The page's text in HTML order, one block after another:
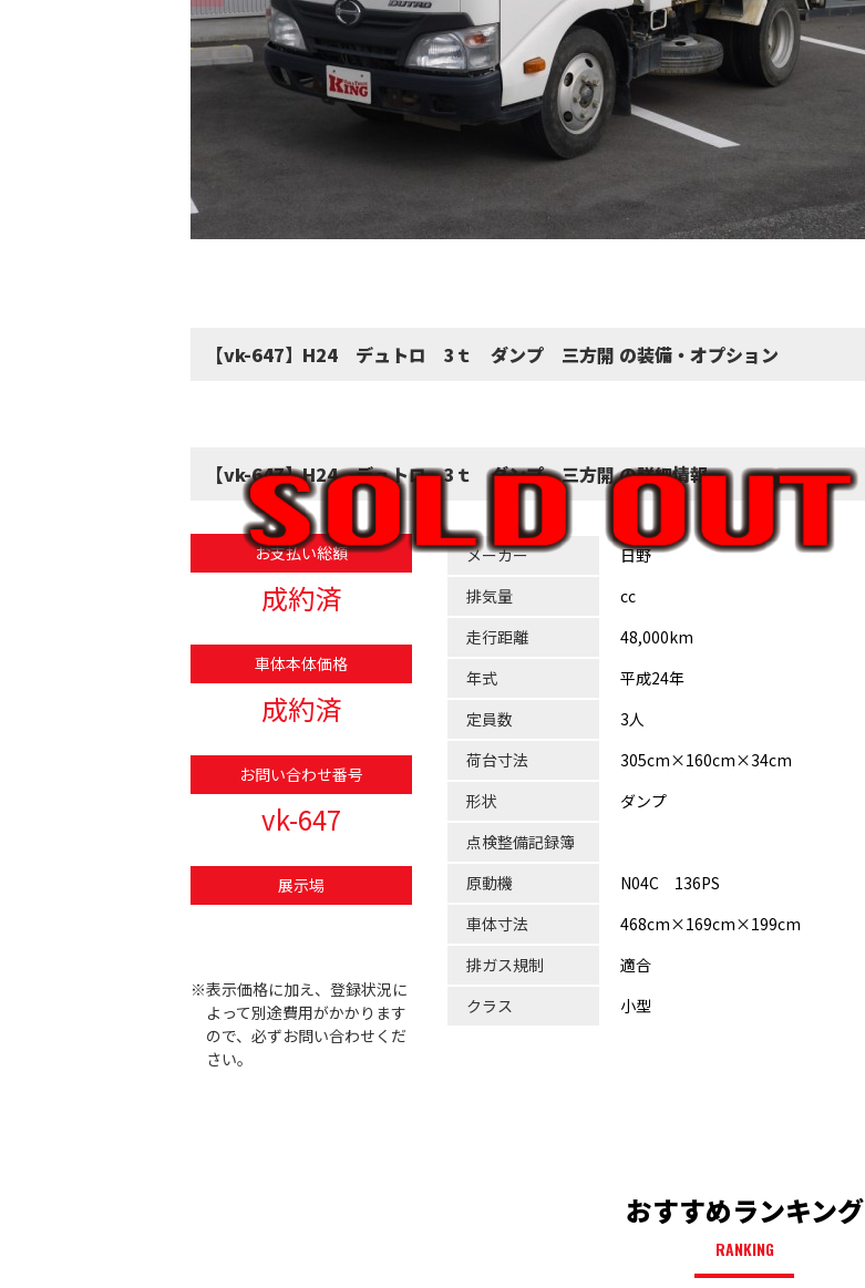
【vk-647】H24 デュトロ 3ｔ ダンプ 三方開 の装備・オプション
【vk-647】H24 デュトロ 3ｔ ダンプ 三方開 の詳細情報
お支払い総額
成約済
車体本体価格
成約済
お問い合わせ番号
vk-647
展示場
※表示価格に加え、登録状況に
よって別途費用がかかります
ので、必ずお問い合わせくだ
さい。
メーカー 日野
排気量
cc
走行距離
48,000km
年式
平成24年
定員数
3人
荷台寸法
305cm×160cm×34cm
形状
ダンプ
点検整備記録簿
原動機
N04C 136PS
車体寸法
468cm×169cm×199cm
排ガス規制
適合
クラス
小型
おすすめランキング
RANKING